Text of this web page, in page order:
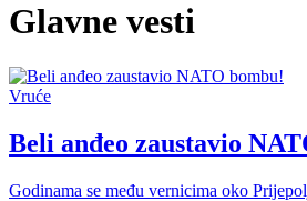
Glavne vesti
Vruće
Beli anđeo zaustavio
Godinama se među vernicima oko